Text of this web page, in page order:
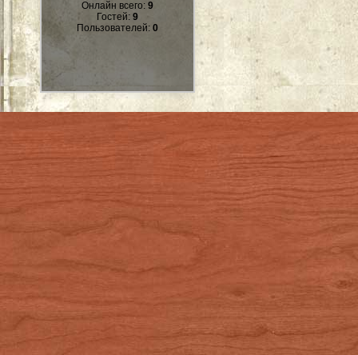
Онлайн всего: 9
Гостей: 9
Пользователей: 0